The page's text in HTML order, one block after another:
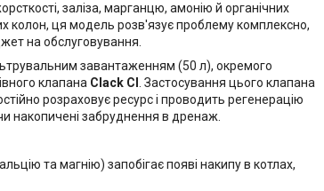
заліза, марганцю, амонію й органічних
колон, ця модель розв'язує проблему комплексно,
на обслуговування.
завантаженням (50 л), окремого
клапана Clack CI
. Застосування цього клапана
розраховує ресурс і проводить регенерацію
накопичені забруднення в дренаж.
та магнію) запобігає появі накипу в котлах,